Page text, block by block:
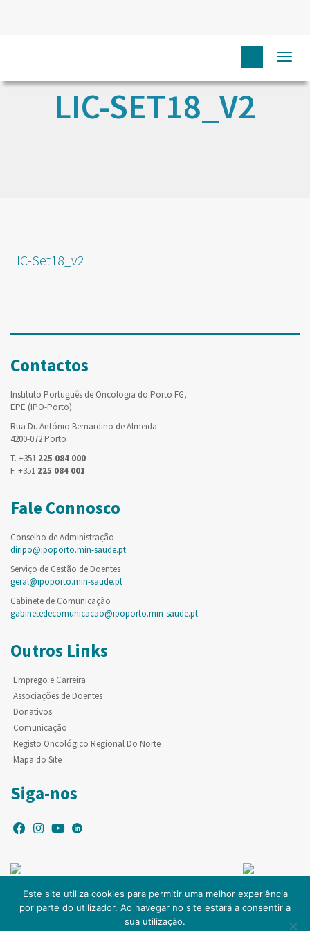
LIC-SET18_V2
LIC-Set18_v2
Contactos
Instituto Português de Oncologia do Porto FG,
EPE (IPO-Porto)
Rua Dr. António Bernardino de Almeida
4200-072 Porto
T. +351 225 084 000
F. +351 225 084 001
Fale Connosco
Conselho de Administração
diripo@ipoporto.min-saude.pt
Serviço de Gestão de Doentes
geral@ipoporto.min-saude.pt
Gabinete de Comunicação
gabinetedecomunicacao@ipoporto.min-saude.pt
Outros Links
Emprego e Carreira
Associações de Doentes
Donativos
Comunicação
Registo Oncológico Regional Do Norte
Mapa do Site
Siga-nos
© Copyright IPO-PORTO. Todos os direitos reservados.
Este site utiliza cookies para permitir uma melhor experiência
por parte do utilizador. Ao navegar no site estará a consentir a
sua utilização.